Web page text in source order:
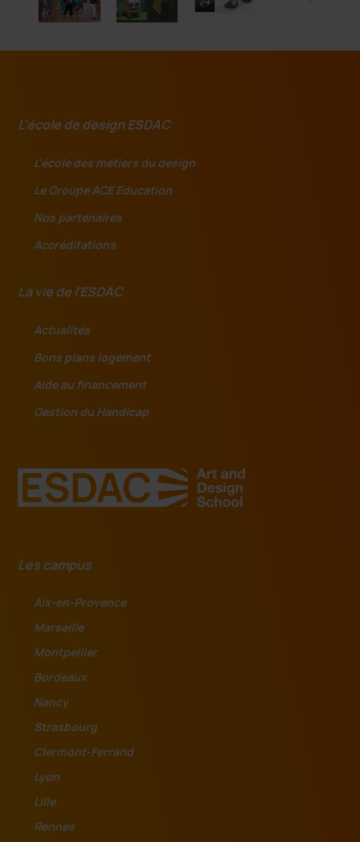
L'école de design ESDAC
L’école des métiers du design
Le Groupe ACE Education
Nos partenaires
Accréditations
La vie de l'ESDAC
Actualités
Bons plans logement
Aide au financement
Gestion du Handicap
Les campus
Aix-en-Provence
Marseille
Montpellier
Bordeaux
Nancy
Strasbourg
Clermont-Ferrand
Lyon
Lille
Rennes